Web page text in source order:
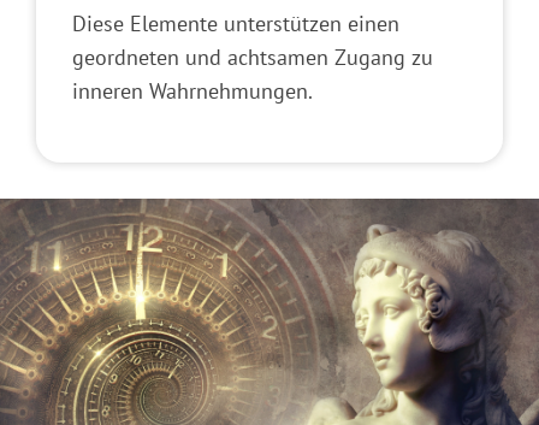
Diese Elemente unterstützen einen
geordneten und achtsamen Zugang zu
inneren Wahrnehmungen.